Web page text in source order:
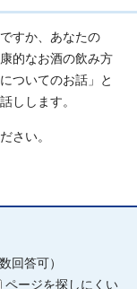
すか、あなたの
的なお酒の飲み方
ついてのお話」と
しします。
さい。
回答可）
ページを探しにくい